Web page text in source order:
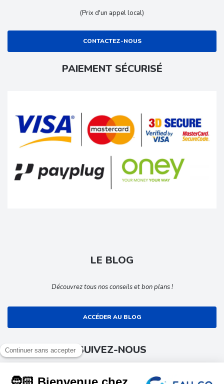
(Prix d'un appel local)
CONTACTEZ-NOUS
PAIEMENT SÉCURISÉ
LE BLOG
Découvrez tous nos conseils et bon plans !
ACCÉDER AU BLOG
SUIVEZ-NOUS
Suivez toute l’actualité EAU-GO